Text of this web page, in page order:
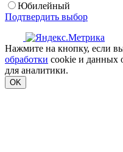
Юбилейный
Подтвердить выбор
Нажмите на кнопку, если
обработки cookie и данных
для аналитики.
OK